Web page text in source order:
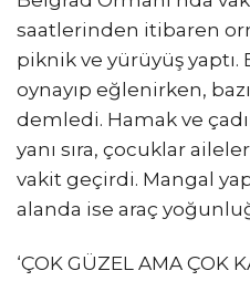
saatlerinden itibaren
piknik ve yürüyüş yaptı.
oynayıp eğlenirken,
demledi. Hamak ve
yanı sıra, çocuklar
vakit geçirdi. Mangal
alanda ise araç
‘ÇOK GÜZEL AMA ÇOK